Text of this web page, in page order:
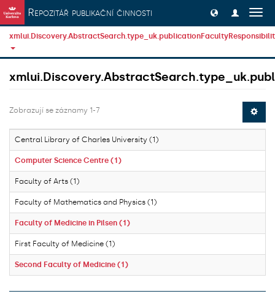
Přeskočit na obsah
Repozitář publikační činnosti
Zobrazují se záznamy 1-7
Central Library of Charles University (1)
Computer Science Centre (1)
Faculty of Arts (1)
Faculty of Mathematics and Physics (1)
Faculty of Medicine in Pilsen (1)
First Faculty of Medicine (1)
Second Faculty of Medicine (1)